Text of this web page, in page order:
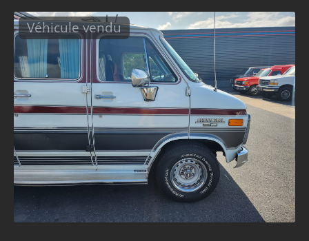
Véhicule vendu